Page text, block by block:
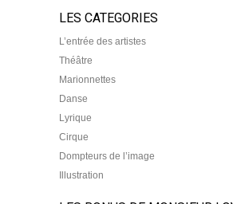
LES CATEGORIES
L’entrée des artistes
Théâtre
Marionnettes
Danse
Lyrique
Cirque
Dompteurs de l’image
Illustration